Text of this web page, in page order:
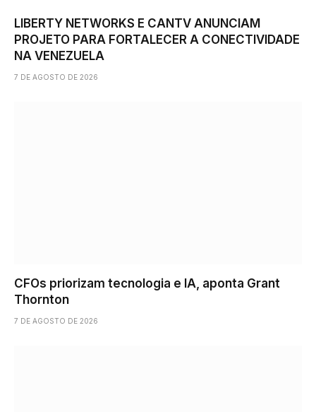
LIBERTY NETWORKS E CANTV ANUNCIAM
PROJETO PARA FORTALECER A CONECTIVIDADE
NA VENEZUELA
7 DE AGOSTO DE 2026
CFOs priorizam tecnologia e IA, aponta Grant
Thornton
7 DE AGOSTO DE 2026